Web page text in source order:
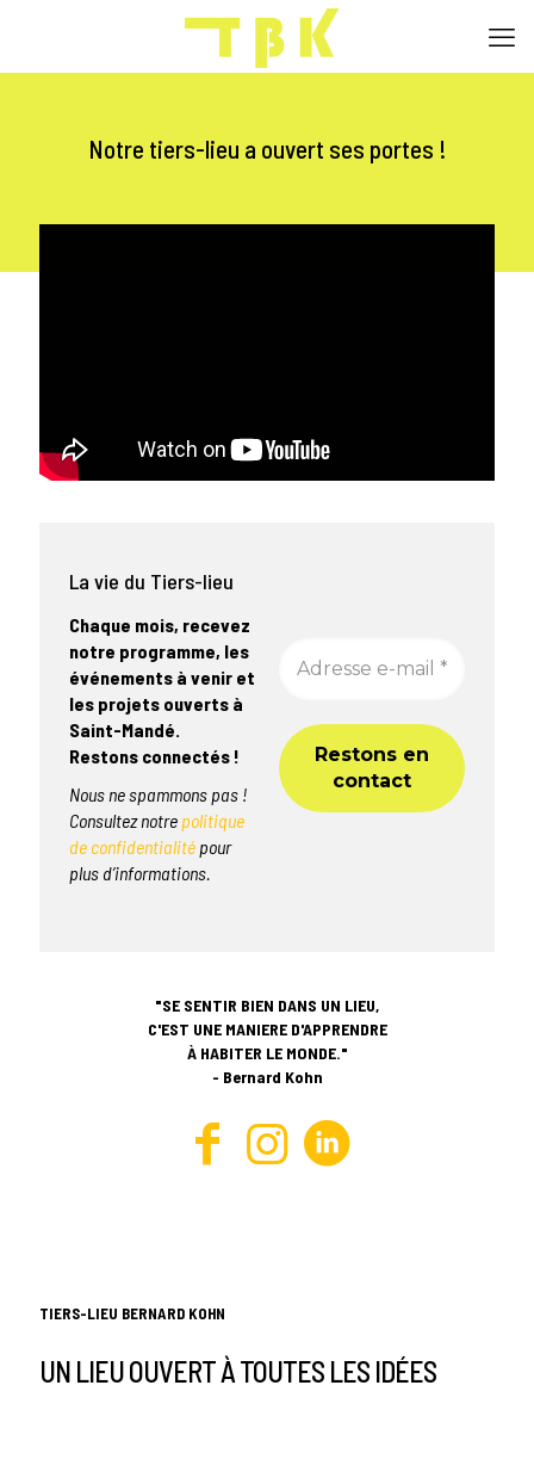
Notre tiers-lieu a ouvert ses portes !
La vie du Tiers-lieu
Chaque mois, recevez
notre programme, les
événements à venir et
les projets ouverts à
Saint-Mandé.
Restons connectés !
Nous ne spammons pas !
Consultez notre politique
de confidentialité pour
plus d’informations.
"SE SENTIR BIEN DANS UN LIEU,
C'EST UNE MANIERE D'APPRENDRE
À HABITER LE MONDE."
- Bernard Kohn
TIERS-LIEU BERNARD KOHN
UN LIEU OUVERT À TOUTES LES IDÉES